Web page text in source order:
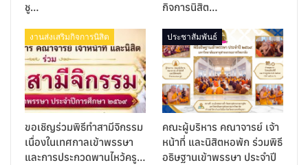
ชู…
กิจการนิสิต…
งานส่งเสริมกิจการนิสิต
ขอเชิญร่วมพิธีทำสามีจิกรรม
เนื่องในเทศกาลเข้าพรรษา
และการประกวดพานไหว้ครู…
ประชาสัมพันธ์
คณะผู้บริหาร คณาจารย์ เจ้า
หน้าที่ และนิสิตหอพัก ร่วมพิธี
อธิษฐานเข้าพรรษา ประจำปี